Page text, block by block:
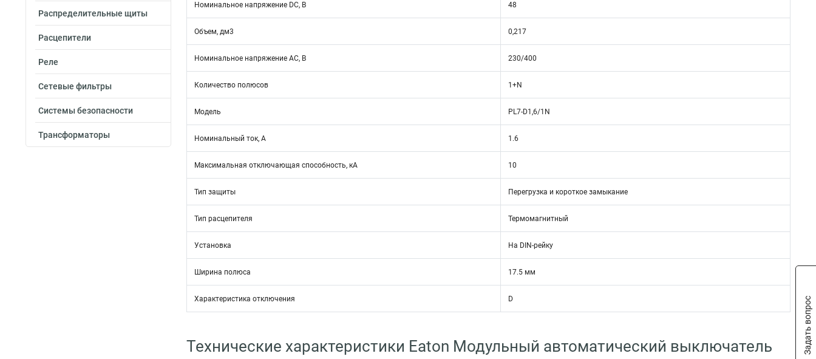
Распределительные щиты
Расцепители
Реле
Сетевые фильтры
Системы безопасности
Трансформаторы
Номинальное напряжение DC, В 48
Объем, дм3 0,217
Номинальное напряжение АС, В 230/400
Количество полюсов 1+N
Модель PL7-D1,6/1N
Номинальный ток, А 1.6
Максимальная отключающая способность, кА 10
Тип защиты Перегрузка и короткое замыкание
Тип расцепителя Термомагнитный
Установка На DIN-рейку
Ширина полюса 17.5 мм
Характеристика отключения D
Технические характеристики Eaton Модульный автоматический выключатель
Задать вопрос